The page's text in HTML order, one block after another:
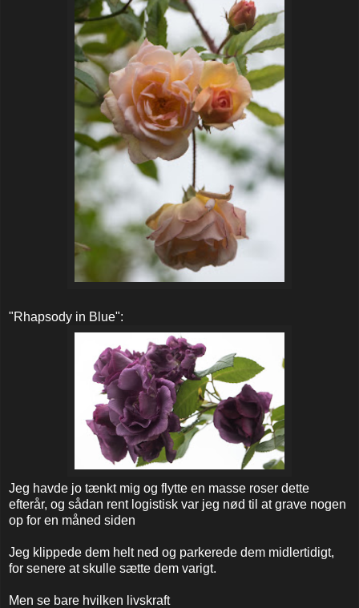
"Rhapsody in Blue":
Jeg havde jo tænkt mig og flytte en masse roser dette
efterår, og sådan rent logistisk var jeg nød til at grave nogen
op for en måned siden
Jeg klippede dem helt ned og parkerede dem midlertidigt,
for senere at skulle sætte dem varigt.
Men se bare hvilken livskraft